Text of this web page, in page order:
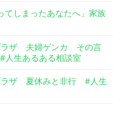
しまったあなたへ」家族
ザ 夫婦ゲンカ その言
生あるある相談室
ザ 夏休みと非行 #人生